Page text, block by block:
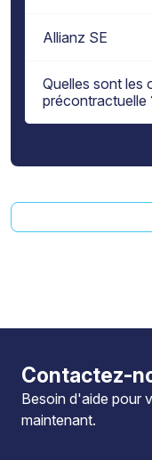
Allianz SE
Quelles sont les
précontractuelle
Contactez-
Besoin d'aide pour
maintenant.